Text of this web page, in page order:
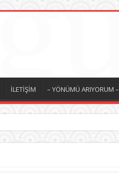
İLETİŞİM – YÖNÜMÜ ARIYORUM –